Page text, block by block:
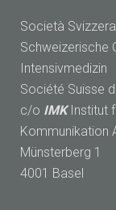
Società
Schweizerische
Intensivmedizin
Société Suisse
c/o IMK Institut
Kommunikation
Münsterberg 1
4001 Basel